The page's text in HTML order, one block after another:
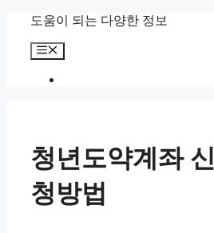
도움이 되는 다양한 정보
메
청년도약계좌 신
청방법